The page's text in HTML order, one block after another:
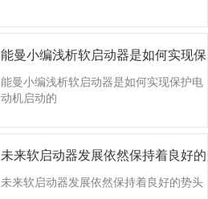
能曼小编浅析软启动器是如何实现保
护电动机启动的…
能曼小编浅析软启动器是如何实现保护电
动机启动的
未来软启动器发展依然保持着良好的
势头…
未来软启动器发展依然保持着良好的势头